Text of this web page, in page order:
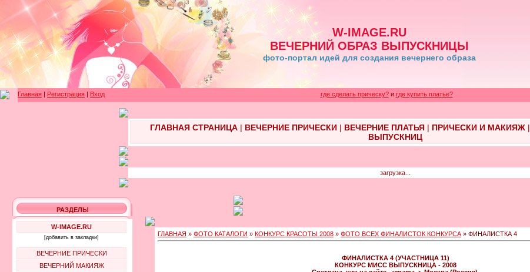
W-IMAGE.RU
ВЕЧЕРНИЙ ОБРАЗ ВЫПУСКНИЦЫ
фото-портал идей для создания вечернего образа
Главная | Регистрация | Вход где сделать прическу?и где купить платье?
ГЛАВНАЯ СТРАНИЦА| ВЕЧЕРНИЕ ПРИЧЕСКИ| ВЕЧЕРНИЕ ПЛАТЬЯ| ПРИЧЕСКИ И МАКИЯЖ|
ВЫПУСКНИЦ
загрузка...
РАЗДЕЛЫ
W-IMAGE.RU
[добавить в закладки]
ВЕЧЕРНИЕ ПРИЧЕСКИ
ВЕЧЕРНИЙ МАКИЯЖ
ГЛАВНАЯ » ФОТО КАТАЛОГИ » КОНКУРС КРАСОТЫ 2008 » ФОТО ВСЕХ ФИНАЛИСТОК КОНКУРСА » ФИНАЛИСТКА 4
ФИНАЛИСТКА 4 (УЧАСТНИЦА 11)
КОНКУРС МИСС ВЫПУСКНИЦА - 2008